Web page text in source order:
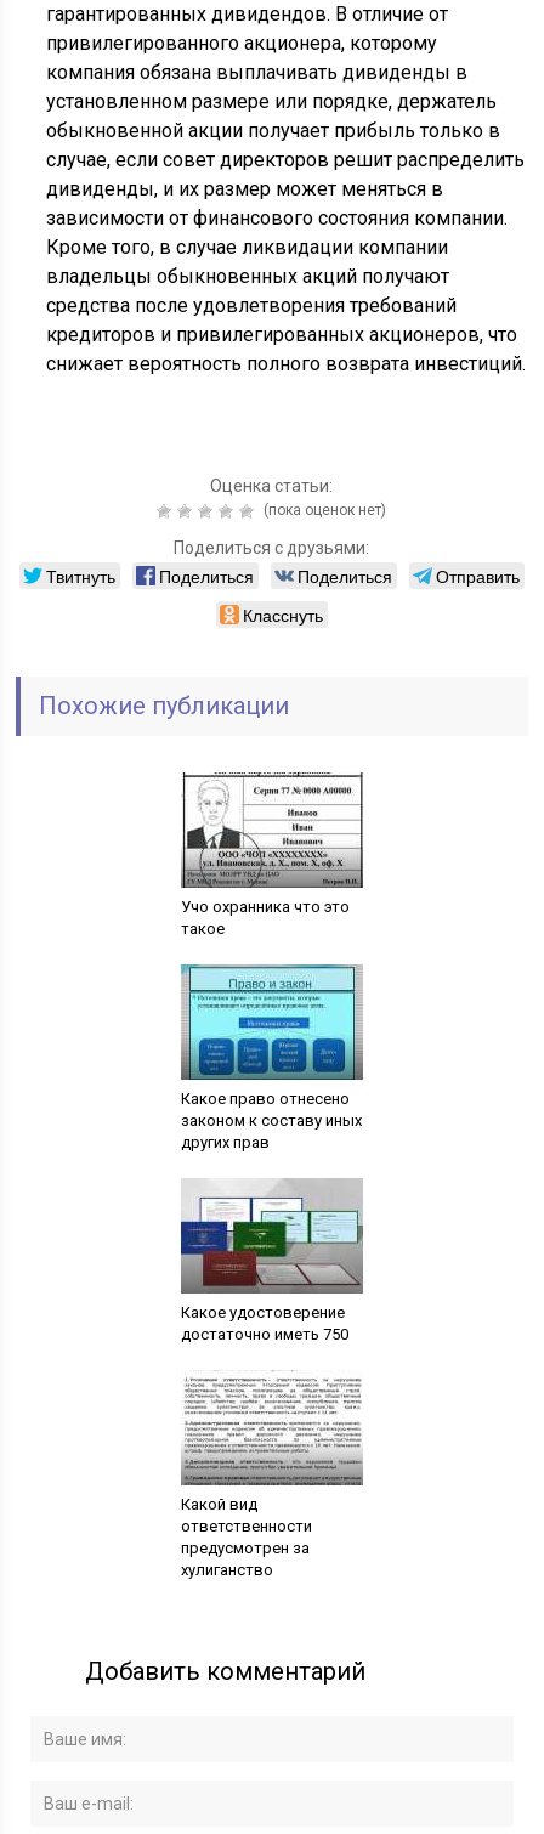
гарантированных дивидендов. В отличие от
привилегированного акционера, которому
компания обязана выплачивать дивиденды в
установленном размере или порядке, держатель
обыкновенной акции получает прибыль только в
случае, если совет директоров решит распределить
дивиденды, и их размер может меняться в
зависимости от финансового состояния компании.
Кроме того, в случае ликвидации компании
владельцы обыкновенных акций получают
средства после удовлетворения требований
кредиторов и привилегированных акционеров, что
снижает вероятность полного возврата инвестиций.
Оценка статьи:
(пока оценок нет)
Поделиться с друзьями:
Твитнуть Поделиться Поделиться
Отправить
Класснуть
Похожие публикации
Учо охранника что это
такое
Какое право отнесено
законом к составу иных
других прав
Какое удостоверение
достаточно иметь 750
Какой вид
ответственности
предусмотрен за
хулиганство
Добавить комментарий